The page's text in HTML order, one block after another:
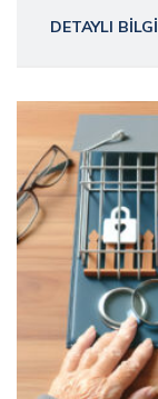
DETAYLI BILGI